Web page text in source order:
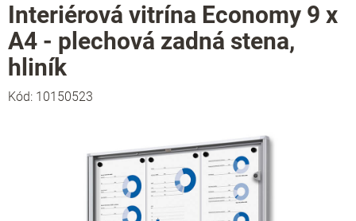
Interiérová vitrína Economy 9 x
A4 - plechová zadná stena,
hliník
Kód: 10150523